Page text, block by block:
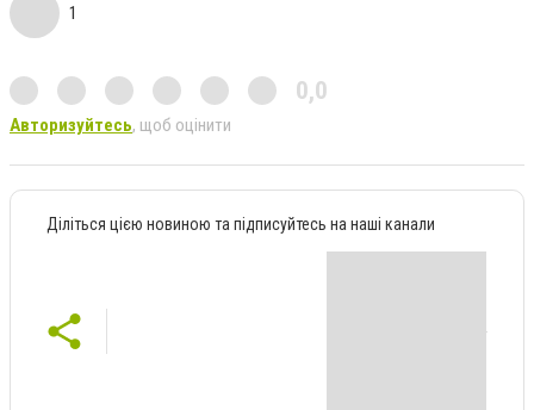
1
0,0
Авторизуйтесь, щоб оцінити
Діліться цією новиною та підписуйтесь на наші канали